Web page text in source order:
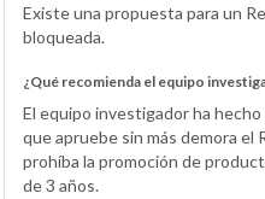
Existe una propuesta para un
bloqueada.
¿Qué recomienda el equipo
El equipo investigador ha
que apruebe sin más demora el
prohíba la promoción de
de 3 años.